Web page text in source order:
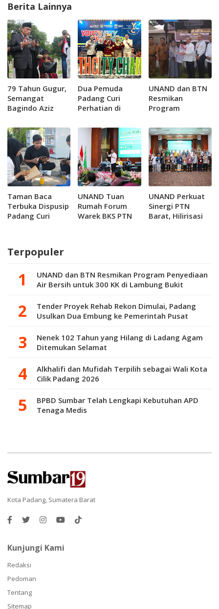
Berita Lainnya
79 Tahun Gugur,
Semangat
Bagindo Aziz
Menuntun
Langkah Kota
Padang
Dua Pemuda
Padang Curi
Perhatian di
APEKSI, Usung
Gerakan Padang
Muda Bersakato
UNAND dan BTN
Resmikan
Program
Bersih untuk 300
KK di Lambung
Bukit
Taman Baca
Terbuka Dispusip
Padang Curi
UNAND Tuan
Rumah Forum
Warek BKS PTN
UNAND Perkuat
Sinergi PTN
Barat, Hilirisasi
Terpopuler
UNAND dan BTN Resmikan Program Penyediaan
Air Bersih untuk 300 KK di Lambung Bukit
Tender Proyek Rehab Rekon Dimulai, Padang
Usulkan Dua Embung ke Pemerintah Pusat
Nenek 102 Tahun yang Hilang di Ladang Agam
Ditemukan Selamat
Alkhalifi dan Mufidah Terpilih sebagai Wali Kota
Cilik Padang 2026
BPBD Sumbar Telah Lengkapi Kebutuhan APD
Tenaga Medis
Kota Padang, Sumatera Barat
Kunjungi Kami
Redaksi
Pedoman
Tentang
Sitemap